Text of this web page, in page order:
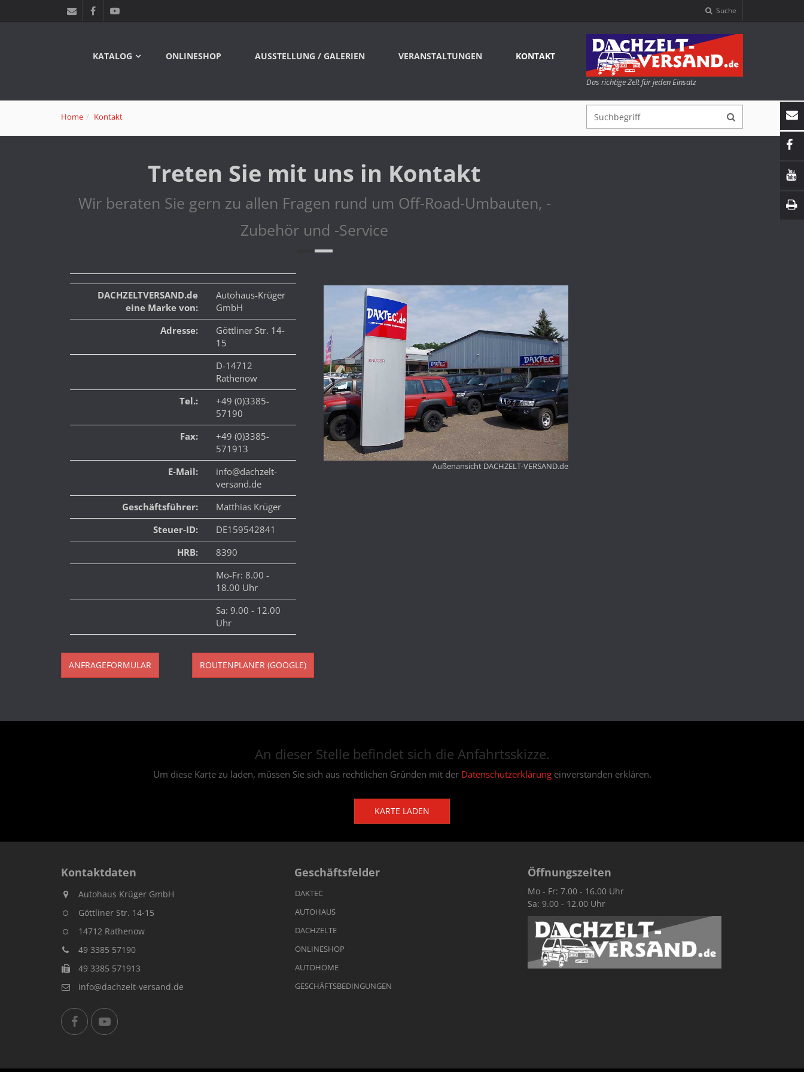
Suche
KATALOG ONLINESHOP AUSSTELLUNG / GALERIEN VERANSTALTUNGEN KONTAKT
Das richtige Zelt für jeden Einsatz
Home Kontakt
Treten Sie mit uns in Kontakt
Wir beraten Sie gern zu allen Fragen rund um Off-Road-Umbauten, -
Zubehör und -Service
DACHZELTVERSAND.de
eine Marke von:
Autohaus-Krüger
GmbH
Adresse:
Göttliner Str. 14-
15
D-14712
Rathenow
Tel.:
+49 (0)3385-
57190
Fax:
+49 (0)3385-
571913
E-Mail:
info@dachzelt-
versand.de
Geschäftsführer:
Matthias Krüger
Steuer-ID:
DE159542841
HRB:
8390
Mo-Fr: 8.00 -
18.00 Uhr
Sa: 9.00 - 12.00
Uhr
ANFRAGEFORMULAR ROUTENPLANER (GOOGLE)
Außenansicht DACHZELT-VERSAND.de
An dieser Stelle befindet sich die Anfahrtsskizze.
Um diese Karte zu laden, müssen Sie sich aus rechtlichen Gründen mit der Datenschutzerklärungeinverstanden erklären.
KARTE LADEN
Kontaktdaten
Autohaus Krüger GmbH
Göttliner Str. 14-15
14712 Rathenow
49 3385 57190
49 3385 571913
info@dachzelt-versand.de
Geschäftsfelder
DAKTEC
AUTOHAUS
DACHZELTE
ONLINESHOP
AUTOHOME
GESCHÄFTSBEDINGUNGEN
Öffnungszeiten
Mo - Fr: 7.00 - 16.00 Uhr
Sa: 9.00 - 12.00 Uhr